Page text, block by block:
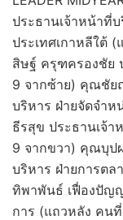
ประธานเจ้าหน้าที่
ประเทศเกาหลีใต้
สิษฐ์ ครุฑครองชัย
9 จากซ้าย) คุณชัย
บริหาร ฝ่ายจัดจำ
ธีรสุข ประธานเจ้
9 จากขวา) คุณบุป
บริหาร ฝ่ายการต
ทิพาพันธ์ เฟื่องปัญ
การ (แถวหลัง คน